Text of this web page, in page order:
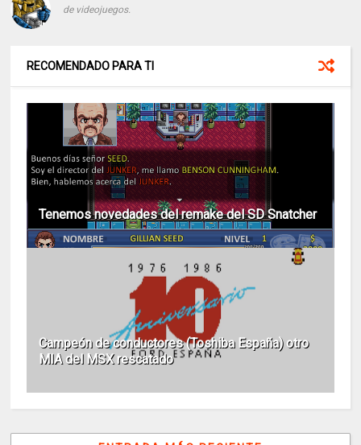
de videojuegos.
RECOMENDADO PARA TI
Tenemos novedades del remake del SD Snatcher
Campeón de conductores (Toshiba España) otro
MIA del MSX rescatado